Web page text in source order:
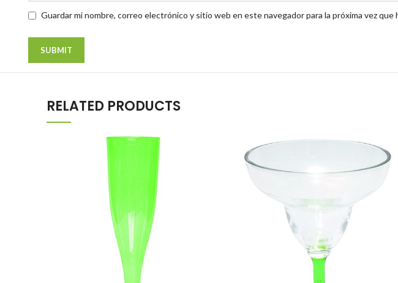
Guardar mi nombre, correo electrónico y sitio web en este navegador para la próxima vez que
RELATED PRODUCTS